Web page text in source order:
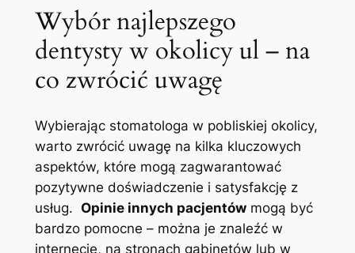
Wybór najlepszego
dentysty w okolicy ⁢ul – na
co⁤ zwrócić ⁤uwagę
Wybierając stomatologa w pobliskiej ⁣okolicy,
warto zwrócić uwagę na kilka kluczowych‍
aspektów, które mogą zagwarantować
pozytywne doświadczenie i ​satysfakcję‍ z
usług. ⁢ Opinie⁤ innych pacjentówmogą ⁢być
bardzo pomocne – można je ⁣znaleźć w‌
internecie,‌ na stronach gabinetów lub w